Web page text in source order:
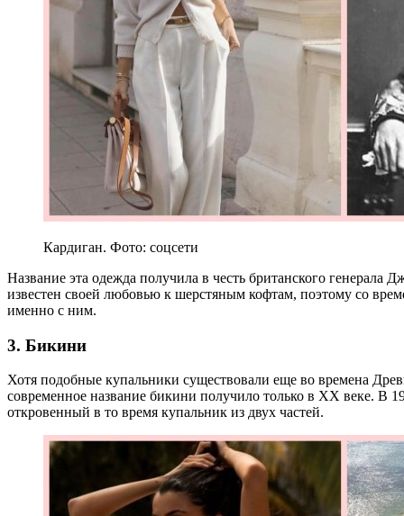
Кардиган. Фото: соцсети
Название эта одежда получила в честь британского
известен своей любовью к шерстяным кофтам, поэтому со
именно с ним.
3. Бикини
Хотя подобные купальники существовали еще во времена
современное название бикини получило только в XX веке. В
откровенный в то время купальник из двух частей.